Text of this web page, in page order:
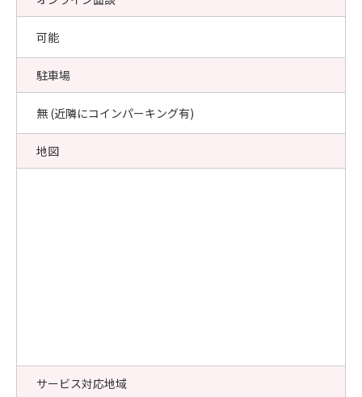
可能
駐車場
無 (近隣にコインパーキング有)
地図
サービス対応地域